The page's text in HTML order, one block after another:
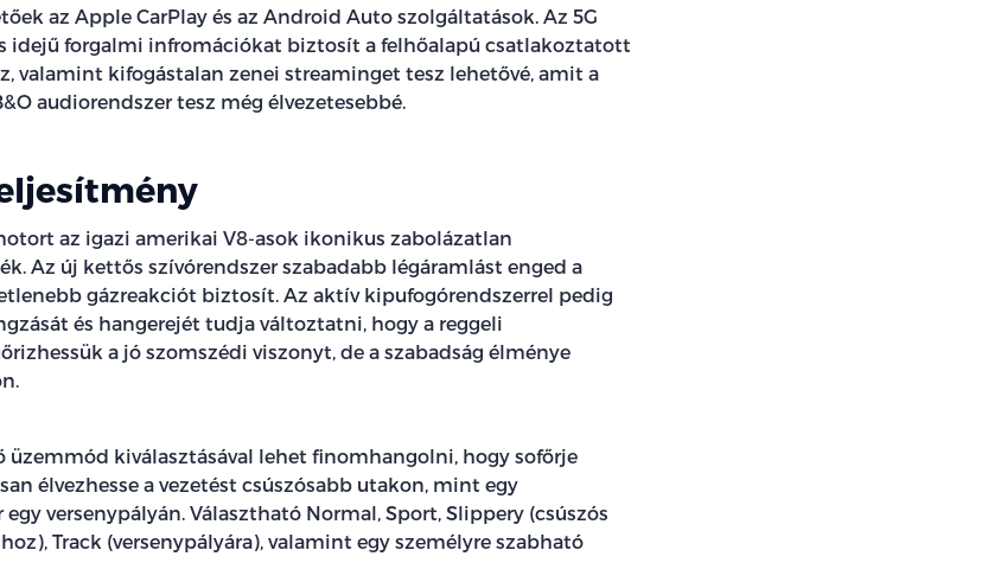
az Apple CarPlay és az Android Auto szolgáltatások. Az 5G
idejű forgalmi infromációkat biztosít a felhőalapú csatlakoztatott
valamint kifogástalan zenei streaminget tesz lehetővé, amit a
audiorendszer tesz még élvezetesebbé.
az igazi amerikai V8-asok ikonikus zabolázatlan
Az új kettős szívórendszer szabadabb légáramlást enged a
gázreakciót biztosít. Az aktív kipufogórendszerrel pedig
és hangerejét tudja változtatni, hogy a reggeli
a jó szomszédi viszonyt, de a szabadság élménye
kiválasztásával lehet finomhangolni, hogy sofőrje
élvezhesse a vezetést csúszósabb utakon, mint egy
versenypályán. Választható Normal, Sport, Slippery (csúszós
Track (versenypályára), valamint egy személyre szabható